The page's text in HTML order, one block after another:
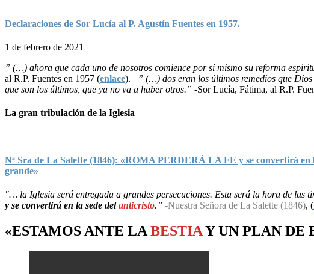
Declaraciones de Sor Lucía al P. Agustín Fuentes en 1957.
1 de febrero de 2021
” (…) ahora que cada uno de nosotros comience por sí mismo su reforma
al R.P. Fuentes en 1957 (enlace).
” (…) dos eran los últimos remedios que
que son los últimos, que ya no va a haber otros.” -Sor Lucía, Fátima, al R.P.
La gran tribulación de la Iglesia
Nª Sra de La Salette (1846): «ROMA PERDERÁ LA FE y se convertirá
grande»
"… la Iglesia será entregada a grandes persecuciones. Esta será la hora de las
y se convertirá en la sede delanticristo.” -Nuestra Señora de La Salette (1846), (
«ESTAMOS ANTE LA BESTIAY UN PLAN DE